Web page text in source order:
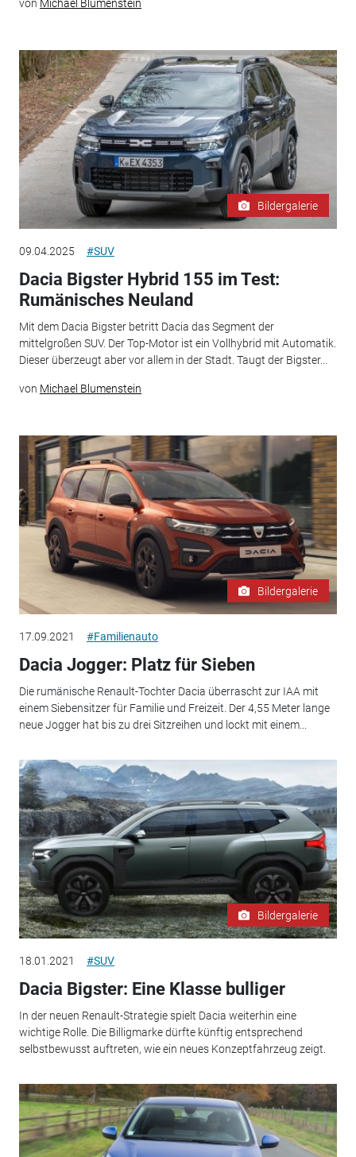
von Michael Blumenstein
Bildergalerie
09.04.2025 #SUV
Dacia Bigster Hybrid 155 im Test:
Rumänisches Neuland
Mit dem Dacia Bigster betritt Dacia das Segment der
mittelgroßen SUV. Der Top-Motor ist ein Vollhybrid mit Automatik.
Dieser überzeugt aber vor allem in der Stadt. Taugt der Bigster...
von Michael Blumenstein
Bildergalerie
17.09.2021 #Familienauto
Dacia Jogger: Platz für Sieben
Die rumänische Renault-Tochter Dacia überrascht zur IAA mit
einem Siebensitzer für Familie und Freizeit. Der 4,55 Meter lange
neue Jogger hat bis zu drei Sitzreihen und lockt mit einem...
Bildergalerie
18.01.2021 #SUV
Dacia Bigster: Eine Klasse bulliger
In der neuen Renault-Strategie spielt Dacia weiterhin eine
wichtige Rolle. Die Billigmarke dürfte künftig entsprechend
selbstbewusst auftreten, wie ein neues Konzeptfahrzeug zeigt.